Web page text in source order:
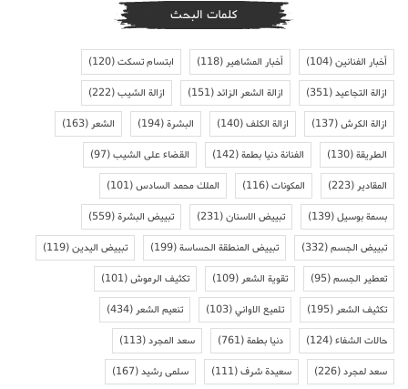
كلمات البحث
أخبار الفنانين(104) أخبار المشاهير(118) ابتسام تسكت(120)
ازالة التجاعيد(351) ازالة الشعر الزائد(151) ازالة الشيب(222)
ازالة الكرش(137) ازالة الكلف(140) البشرة(194) الشعر(163)
الطريقة(130) الفنانة دنيا بطمة(142) القضاء على الشيب(97)
المقادير(223) المكونات(116) الملك محمد السادس(101)
بسمة بوسيل(139) تبييض الاسنان(231) تبييض البشرة(559)
تبييض الجسم(332) تبييض المنطقة الحساسة(199) تبييض اليدين(119)
تعطير الجسم(95) تقوية الشعر(109) تكثيف الرموش(101)
تكثيف الشعر(195) تلميع الاواني(103) تنعيم الشعر(434)
حالات الشفاء(124) دنيا بطمة(761) سعد المجرد(113)
سعد لمجرد(226) سعيدة شرف(111) سلمى رشيد(167)